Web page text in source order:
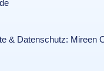
& Datenschutz: Mireen